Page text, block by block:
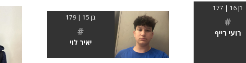
בן 16 | 177
#
רועי רייף
בן 15 | 179
#
יאיר לוי